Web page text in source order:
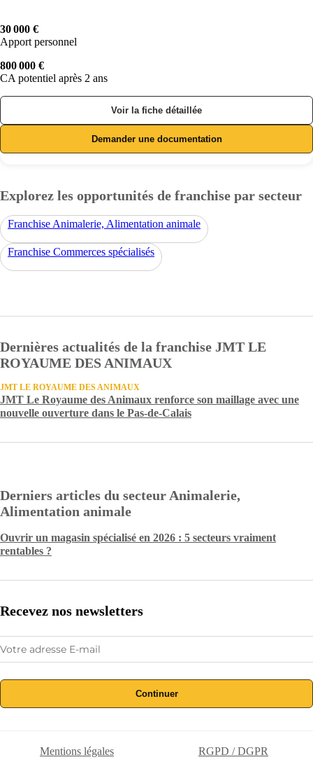
30 000 €
Apport personnel
800 000 €
CA potentiel après 2 ans
Voir la fiche détaillée
Demander une documentation
Explorez les opportunités de franchise par secteur
Franchise Animalerie, Alimentation animale
Franchise Commerces spécialisés
Dernières actualités de la franchise JMT LE
ROYAUME DES ANIMAUX
JMT LE ROYAUME DES ANIMAUX
JMT Le Royaume des Animaux renforce son maillage avec une
nouvelle ouverture dans le Pas-de-Calais
Derniers articles du secteur Animalerie,
Alimentation animale
Ouvrir un magasin spécialisé en 2026 : 5 secteurs vraiment
rentables ?
Recevez nos newsletters
Continuer
Mentions légales RGPD / DGPR